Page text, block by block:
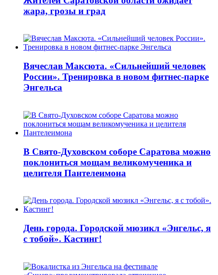
жара, грозы и град
Вячеслав Максюта. «Сильнейший человек
России». Тренировка в новом фитнес-парке
Энгельса
В Свято-Духовском соборе Саратова можно
поклониться мощам великомученика и
целителя Пантелеимона
День города. Городской мюзикл «Энгельс, я
с тобой». Кастинг!